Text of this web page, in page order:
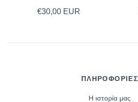
€30,00 EUR
ΠΛΗΡΟΦΟΡΙΕΣ
Η ιστορία μας